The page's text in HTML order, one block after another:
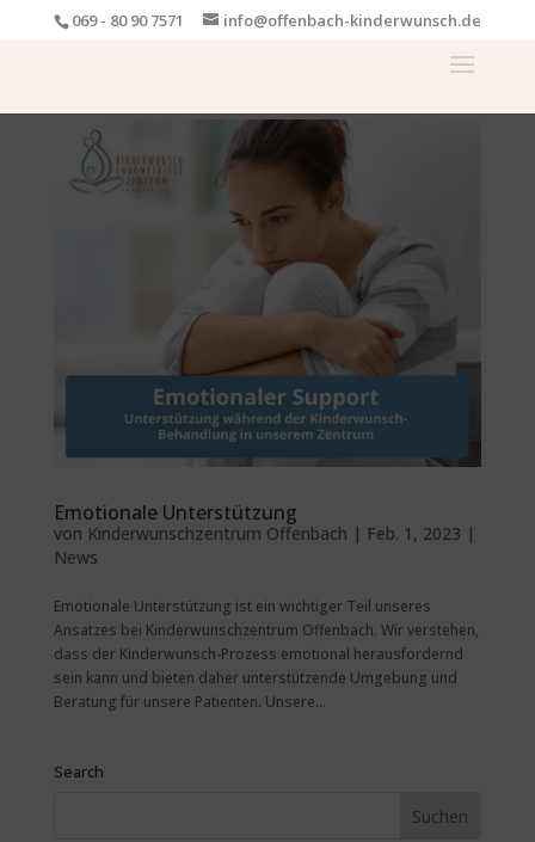
069 - 80 90 7571 info@offenbach-kinderwunsch.de
Emotionale Unterstützung
von Kinderwunschzentrum Offenbach | Feb. 1, 2023 |
News
Emotionale Unterstützung ist ein wichtiger Teil unseres
Ansatzes bei Kinderwunschzentrum Offenbach. Wir verstehen,
dass der Kinderwunsch-Prozess emotional herausfordernd
sein kann und bieten daher unterstützende Umgebung und
Beratung für unsere Patienten. Unsere...
Search